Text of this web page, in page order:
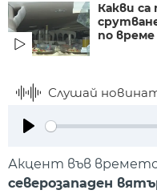
Какви
по време
Слушай
Акцент във
северозападен